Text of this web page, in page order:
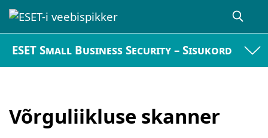
ESET Small Business Security – Sisukord
Võrguliikluse skanner